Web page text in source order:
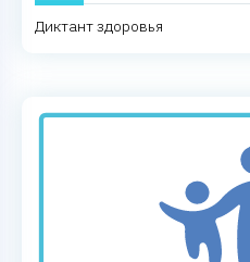
Диктант здоровья